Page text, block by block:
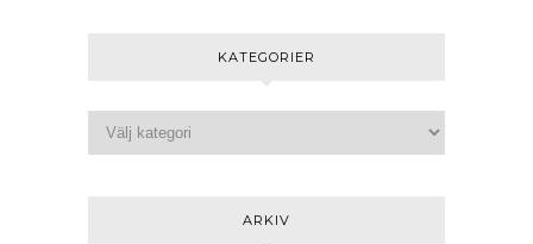
KATEGORIER
ARKIV